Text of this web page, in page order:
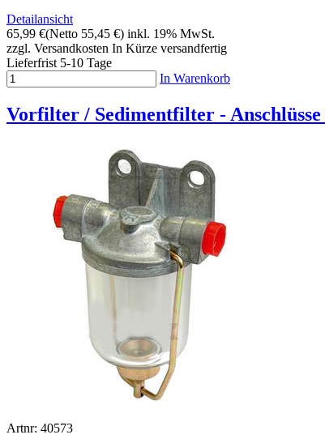
Detailansicht
65,99 €(Netto 55,45 €) inkl. 19% MwSt.
zzgl. Versandkosten In Kürze versandfertig
Lieferfrist 5-10 Tage
In Warenkorb
Vorfilter / Sedimentfilter -
Artnr: 40573